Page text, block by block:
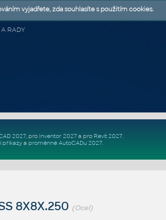
RADY
2027, pro Inventor 2027a pro Revit 2027.
příkazya proměnné AutoCADu 2027.
8X8X.250 (Ocel)
vyjadřete, zda souhlasíte s použitím cookies.